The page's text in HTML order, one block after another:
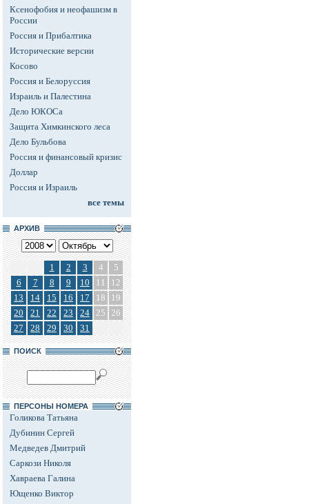
Ксенофобия и неофашизм в
России
Россия и Прибалтика
Исторические версии
Косово
Россия и Белоруссия
Израиль и Палестина
Дело ЮКОСа
Защита Химкинского леса
Дело Бульбова
Россия и финансовый кризис
Доллар
Россия и Израиль
все темы
АРХИВ
1 2 3 4
5
6
7 8 9 10 11
12
13
14 15 16 17 18
19
20
21 22 23 24 25 26
27
28 29 30 31
ПОИСК
ПЕРСОНЫ НОМЕРА
Голикова Татьяна
Дубинин Сергей
Медведев Дмитрий
Саркози Николя
Хавраева Галина
Ющенко Виктор